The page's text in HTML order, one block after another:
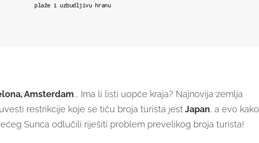
plaže i uzbudljivu hranu
Amsterdam... Ima li listi uopće kraja? Najnovija zemlja
restrikcije koje se tiču broja turista jestJapan, a evo kako
Sunca odlučili riješiti problem prevelikog broja turista!